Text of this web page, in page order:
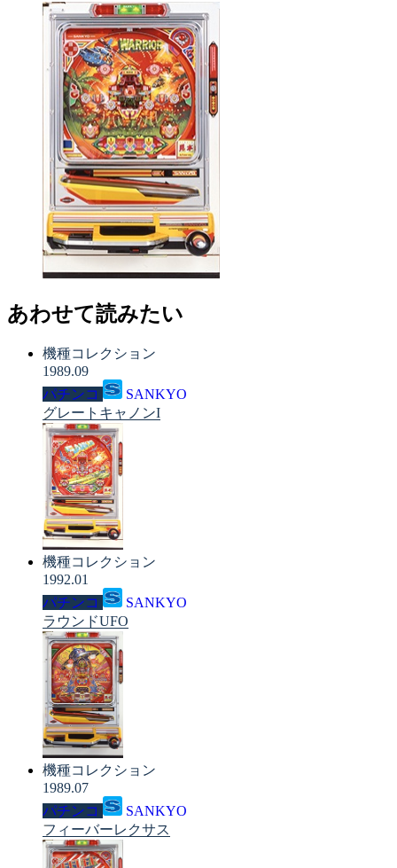
あわせて読みたい
機種コレクション
1989.09
パチンコ
SANKYO
グレートキャノンI
機種コレクション
1992.01
パチンコ
SANKYO
ラウンドUFO
機種コレクション
1989.07
パチンコ
SANKYO
フィーバーレクサス